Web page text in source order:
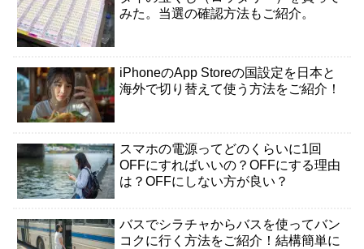
みた。当選の確認方法もご紹介。
iPhoneのApp Storeの国設定を日本と
海外で切り替えて使う方法をご紹介！
スマホの電源ってどのくらいに1回
OFFにすればいいの？OFFにする理由
は？OFFにしない方が良い？
バスでシラチャからバスを使ってバン
コクに行く方法をご紹介！結構簡単に